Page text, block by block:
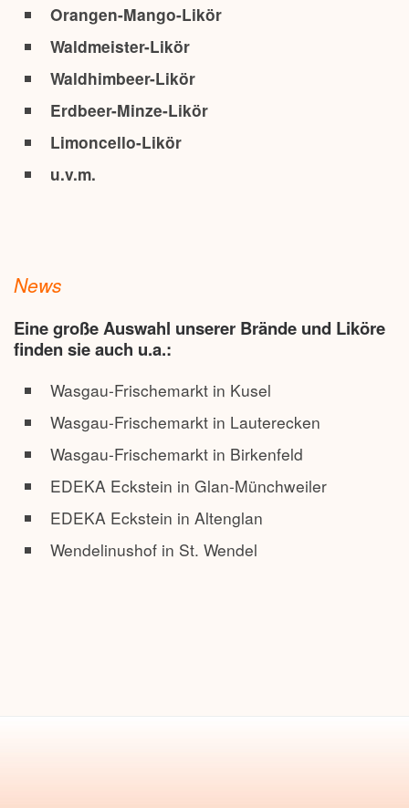
Orangen-Mango-Likör
Waldmeister-Likör
Waldhimbeer-Likör
Erdbeer-Minze-Likör
Limoncello-Likör
u.v.m.
News
Eine große Auswahl unserer Brände und Liköre
finden sie auch u.a.:
Wasgau-Frischemarkt in Kusel
Wasgau-Frischemarkt in Lauterecken
Wasgau-Frischemarkt in Birkenfeld
EDEKA Eckstein in Glan-Münchweiler
EDEKA Eckstein in Altenglan
Wendelinushof in St. Wendel